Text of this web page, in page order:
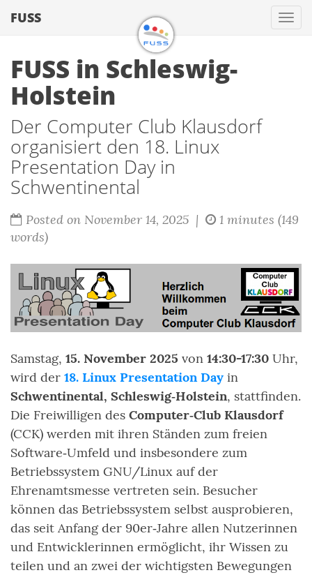
FUSS
FUSS in Schleswig-
Holstein
Der Computer Club Klausdorf
organisiert den 18. Linux
Presentation Day in
Schwentinental
Posted on November 14, 2025 |
1 minutes (149
words)
Samstag, 15. November 2025 von 14:30-17:30 Uhr,
wird der 18. Linux Presentation Day in
Schwentinental, Schleswig‑Holstein, stattfinden.
Die Freiwilligen des Computer‑Club Klausdorf
(CCK) werden mit ihren Ständen zum freien
Software‑Umfeld und insbesondere zum
Betriebssystem GNU/Linux auf der
Ehrenamtsmesse vertreten sein. Besucher
können das Betriebssystem selbst ausprobieren,
das seit Anfang der 90er‑Jahre allen Nutzerinnen
und Entwicklerinnen ermöglicht, ihr Wissen zu
teilen und an zwei der wichtigsten Bewegungen